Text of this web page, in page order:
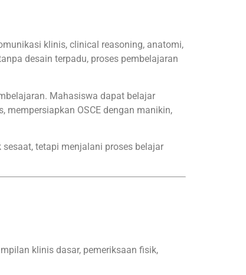
klinis, clinical reasoning, anatomi,
desain terpadu, proses pembelajaran
Mahasiswa dapat belajar
OSCE dengan manikin,
tetapi menjalani proses belajar
klinis dasar, pemeriksaan fisik,